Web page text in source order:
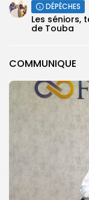
COMMUNIQUE
DÉPÊCHES
Les séniors,
de Touba